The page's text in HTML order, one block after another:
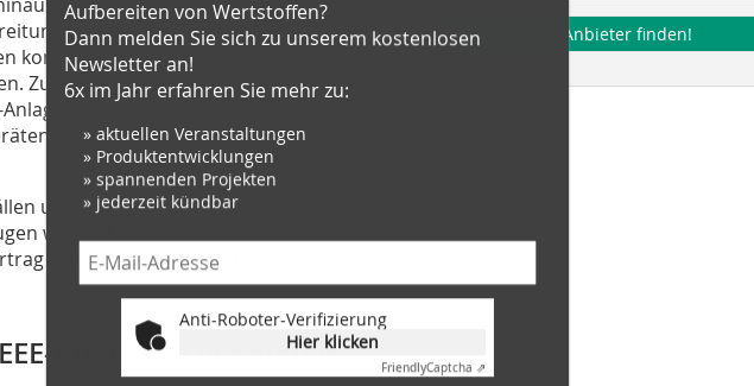
die speziell für die
konzipiert ist, aus denen wir Metalle, Glas
Zur weiteren Diversifizierung unserer
für die Entsorgung von nicht
in die Liste unserer Leistungen
und der anaeroben Biostabilisierung
wir auch Biogas, das in Strom
von 30 Millionen kW/h pro Jahr.
Abfälle zu behandeln?
Dann melden Sie sich zu unserem kostenlosen
Newsletter an!
6x im Jahr erfahren Sie mehr zu:
» aktuellen Veranstaltungen
» Produktentwicklungen
» spannenden Projekten
» jederzeit kündbar
Anti-Roboter-Verifizierung
Hier klicken
Friendly Captcha ⇗
Anbieter finden!